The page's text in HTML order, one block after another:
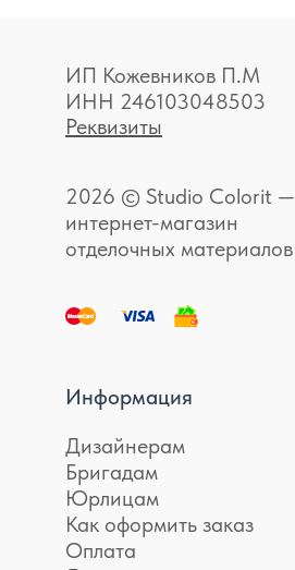
ИП Кожевников П.М
ИНН 246103048503
Реквизиты
2026 © Studio Colorit —
интернет-магазин
отделочных материалов
Информация
Дизайнерам
Бригадам
Юрлицам
Как оформить заказ
Оплата